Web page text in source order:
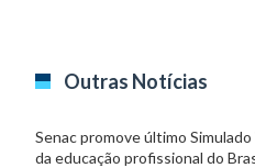
Outras Notícias
Senac promove último
da educação profissional do